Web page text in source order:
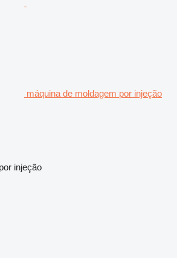
máquina de moldagem por injeção
injeção